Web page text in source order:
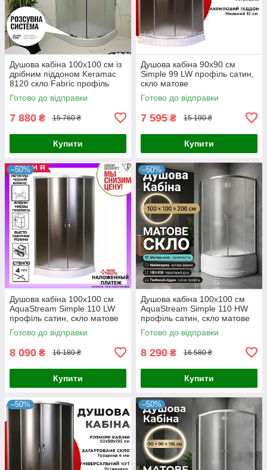
Душова кабіна 100x100 см із
дрібним піддоном Keramac
8120 скло Fabric профіль
сатин
Готово до відправки
7 880 ₴ 15 760 ₴
Купити
Душова кабіна 90x90 см
Simple 99 LW профіль сатин,
скло матове
Готово до відправки
7 595 ₴ 15 190 ₴
Купити
–50%
Душова кабіна 100x100 см
AquaStream Simple 110 LW
профіль сатин, скло матове
Готово до відправки
8 090 ₴ 16 180 ₴
Купити
–50%
Душова кабіна 100x100 см
AquaStream Simple 110 HW
профіль сатин, скло матове
Готово до відправки
8 290 ₴ 16 580 ₴
Купити
–50% –50%